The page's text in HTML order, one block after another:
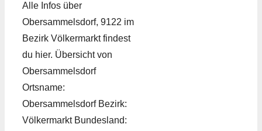
Alle Infos über
Obersammelsdorf, 9122 im
Bezirk Völkermarkt findest
du hier. Übersicht von
Obersammelsdorf
Ortsname:
Obersammelsdorf Bezirk:
Völkermarkt Bundesland: